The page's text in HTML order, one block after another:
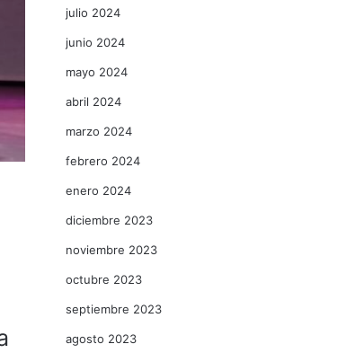
julio 2024
junio 2024
mayo 2024
abril 2024
marzo 2024
febrero 2024
enero 2024
diciembre 2023
noviembre 2023
octubre 2023
septiembre 2023
agosto 2023